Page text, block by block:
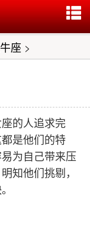
座 >
的人追求完
是他们的特
为自己带来压
知他们挑剔，